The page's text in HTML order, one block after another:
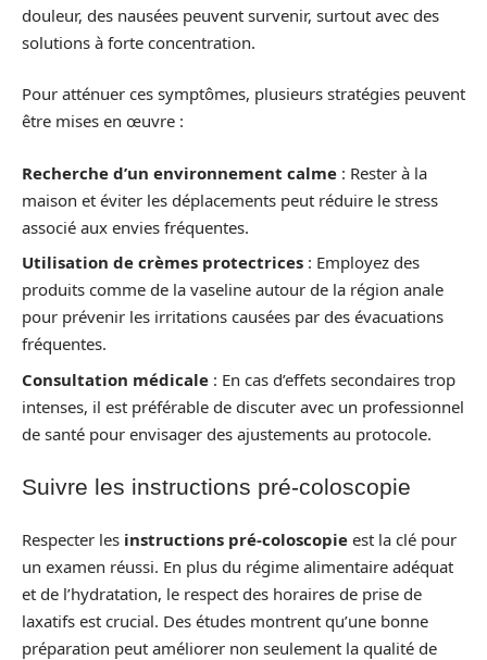
douleur, des nausées peuvent survenir, surtout avec des
solutions à forte concentration.
Pour atténuer ces symptômes, plusieurs stratégies peuvent
être mises en œuvre :
Recherche d’un environnement calme : Rester à la
maison et éviter les déplacements peut réduire le stress
associé aux envies fréquentes.
Utilisation de crèmes protectrices : Employez des
produits comme de la vaseline autour de la région anale
pour prévenir les irritations causées par des évacuations
fréquentes.
Consultation médicale : En cas d’effets secondaires trop
intenses, il est préférable de discuter avec un professionnel
de santé pour envisager des ajustements au protocole.
Suivre les instructions pré-coloscopie
Respecter les instructions pré-coloscopie est la clé pour
un examen réussi. En plus du régime alimentaire adéquat
et de l’hydratation, le respect des horaires de prise de
laxatifs est crucial. Des études montrent qu’une bonne
préparation peut améliorer non seulement la qualité de